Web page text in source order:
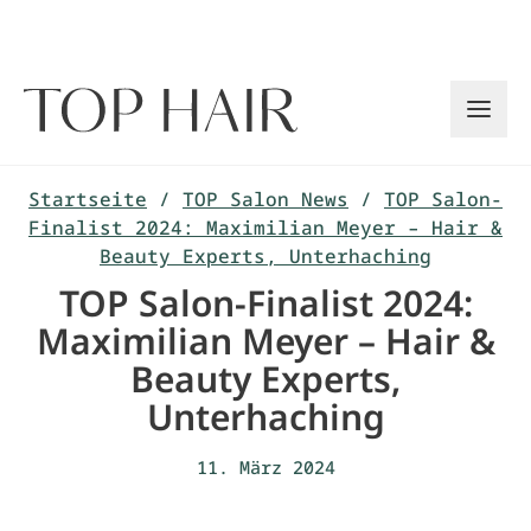
Startseite / TOP Salon News / TOP Salon-
Finalist 2024: Maximilian Meyer – Hair &
Beauty Experts, Unterhaching
TOP Salon-Finalist 2024:
Maximilian Meyer – Hair &
Beauty Experts,
Unterhaching
11. März 2024